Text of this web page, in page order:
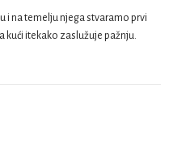
i na temelju njega stvaramo prvi
kući itekako zaslužuje pažnju.